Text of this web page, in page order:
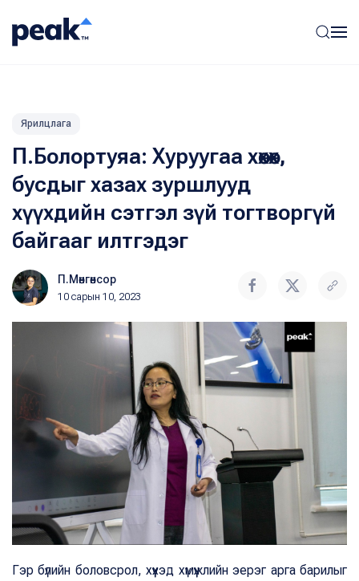
Ярилцлага
П.Болортуяа: Хуруугаа хөхөх,
бусдыг хазах зуршлууд
хүүхдийн сэтгэл зүй тогтворгүй
байгааг илтгэдэг
П.Мөнгөнсор
10 сарын 10, 2023
Гэр бүлийн боловсрол, хүүхэд хүмүүжлийн эерэг арга барилыг